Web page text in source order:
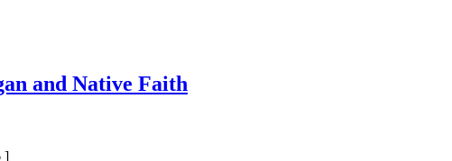
and Native Faith
]